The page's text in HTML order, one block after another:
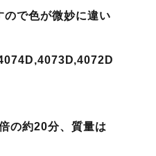
で色が微妙に違い
の約20分、質量は